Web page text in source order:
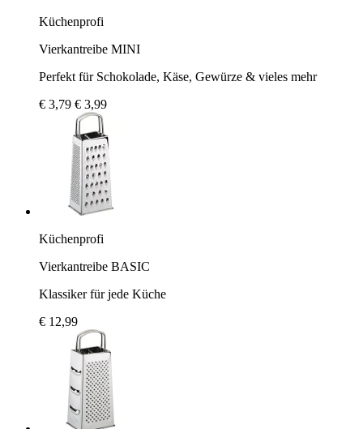
Küchenprofi
Vierkantreibe MINI
Perfekt für Schokolade, Käse, Gewürze & vieles mehr
€ 3,79 € 3,99
Küchenprofi
Vierkantreibe BASIC
Klassiker für jede Küche
€ 12,99